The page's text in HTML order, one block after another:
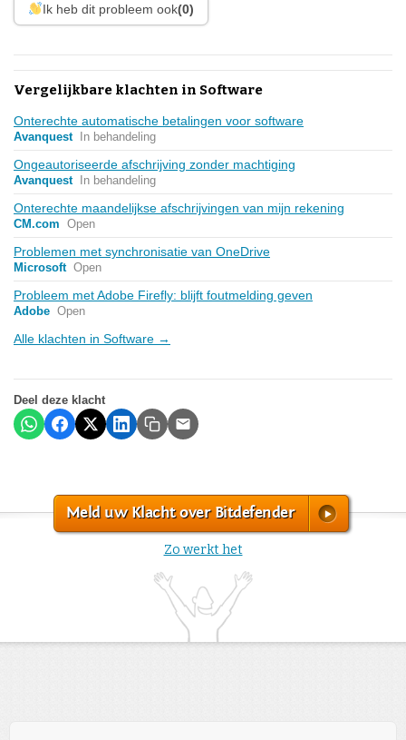
Ik heb dit probleem ook(0)
Vergelijkbare klachten in Software
Onterechte automatische betalingen voor software
Avanquest In behandeling
Ongeautoriseerde afschrijving zonder machtiging
Avanquest In behandeling
Onterechte maandelijkse afschrijvingen van mijn rekening
CM.com Open
Problemen met synchronisatie van OneDrive
Microsoft Open
Probleem met Adobe Firefly: blijft foutmelding geven
Adobe Open
Alle klachten in Software →
Deel deze klacht
Meld uw Klacht over Bitdefender
Zo werkt het